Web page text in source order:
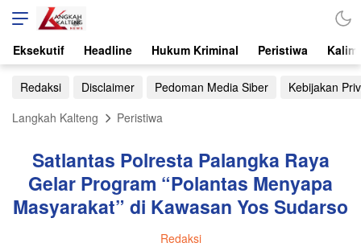
Eksekutif Headline Hukum Kriminal Peristiwa
Redaksi Disclaimer Pedoman Media Siber
Kebijakan
Langkah Kalteng
Peristiwa
Satlantas Polresta Palangka Raya
Gelar Program “Polantas Menyapa
Masyarakat” di Kawasan Yos Sudarso
Redaksi